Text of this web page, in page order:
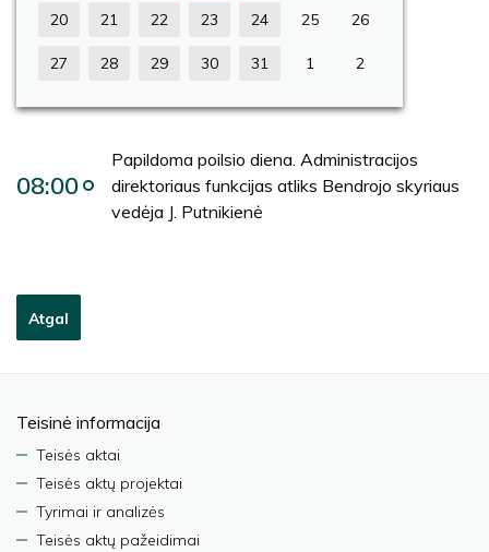
20 21 22 23 24 25 26
27 28 29 30 31 1 2
08:00
Papildoma poilsio diena. Administracijos
direktoriaus funkcijas atliks Bendrojo skyriaus
vedėja J. Putnikienė
Atgal
Teisinė informacija
Teisės aktai
Teisės aktų projektai
Tyrimai ir analizės
Teisės aktų pažeidimai